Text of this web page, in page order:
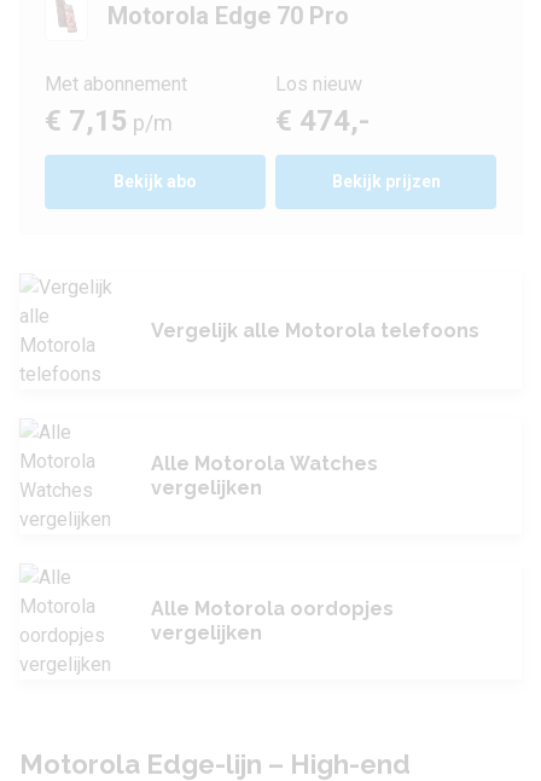
Motorola Edge 70 Pro
Met abonnement
€ 7,15 p/m
Bekijk abo
Los nieuw
€ 474,-
Bekijk prijzen
Vergelijk alle Motorola telefoons
Alle Motorola Watches
vergelijken
Alle Motorola oordopjes
vergelijken
Motorola Edge-lijn – High-end